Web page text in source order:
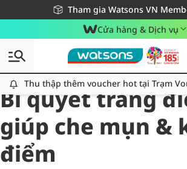
Tham gia Watsons VN
Miễn phí giao hàng cho đơn hàng
Giao hàng nhanh 24h - Áp dụng khu
Cửa hàng & Dịch vụ
Thu thập thêm voucher hot tại Trạm Voucher
Thu thập thêm voucher hot tại Trạm
All
Chăm Sóc Cá Nhân
Bí quyết trang
giúp che mụn &
điểm